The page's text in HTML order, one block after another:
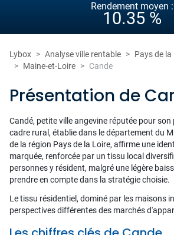
Rendement moyen :
10.35 %
Lybox Analyse ville rentable
Pays de la
Maine-et-Loire
Cande
Présentation de
Candé, petite ville angevine réputée pour
cadre rural, établie dans le département du
de la région Pays de la Loire, affirme une
marquée, renforcée par un tissu local
personnes y résident, malgré une légère
prendre en compte dans la stratégie choisie.
Le tissu résidentiel, dominé par les maisons
perspectives différentes des marchés